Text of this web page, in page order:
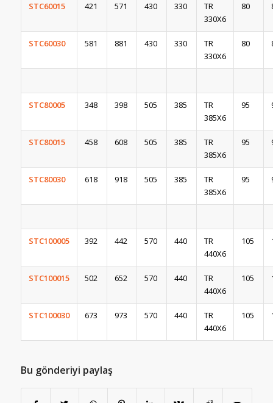
STC60015 421 571 430 330
TR
330X6
80
STC60030 581 881 430 330
TR
330X6
80
STC80005 348 398 505 385
TR
385X6
95
STC80015 458 608 505 385
TR
385X6
95
STC80030 618 918 505 385
TR
385X6
95
STC100005 392 442 570 440
TR
440X6
105
STC100015 502 652 570 440
TR
440X6
105
STC100030 673 973 570 440
TR
440X6
105
Bu gönderiyi paylaş